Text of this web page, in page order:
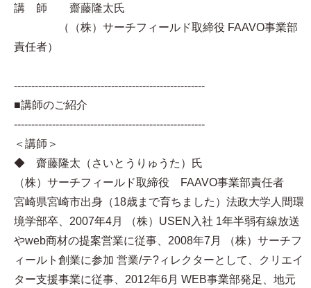
講 師 齋藤隆太氏
（（株）サーチフィールド取締役 FAAVO事業部
責任者）
-------------------------------------------------------
■講師のご紹介
-------------------------------------------------------
＜講師＞
◆ 齋藤隆太（さいとうりゅうた）氏
（株）サーチフィールド取締役 FAAVO事業部責任者
宮崎県宮崎市出身（18歳まで育ちました）法政大学人間環
境学部卒、2007年4月 （株）USEN入社 1年半弱有線放送
やweb商材の提案営業に従事、2008年7月 （株）サーチフ
ィールト創業に参加 営業/テ?ィレクターとして、クリエイ
ター支援事業に従事、2012年6月 WEB事業部発足、地元